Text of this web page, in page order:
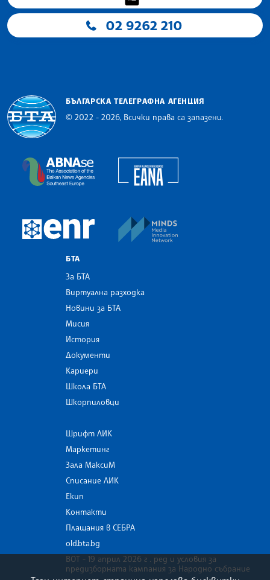
02 9262 210
БЪЛГАРСКА ТЕЛЕГРАФНА АГЕНЦИЯ
© 2022 - 2026, Всички права са запазени.
The Assocoation of the Balkan News Agencies
European Newsroom
БТА
За БТА
Виртуална разходка
Новини за БТА
Мисия
История
Документи
Кариери
Школа БТА
Шкорпиловци
Шрифт ЛИК
Маркетинг
Зала МаксиМ
Списание ЛИК
Екип
Контакти
Плащания в СЕБРА
old.bta.bg
ВОТ - 19 април 2026 г . ред и условия за
предизборната кампания за Народно събрание